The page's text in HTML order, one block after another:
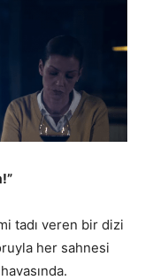
tadı veren bir dizi
her sahnesi